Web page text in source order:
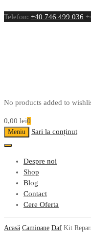
Telefon: +40 746 499 036
No products added to
0,00 lei0
Meniu Sari la conținut
Despre noi
Shop
Blog
Contact
Cere Oferta
Acasă Camioane Daf Kit